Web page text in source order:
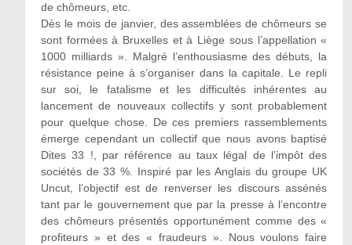
de chômeurs, etc.
Dès le mois de janvier, des assemblées de chômeurs se
sont formées à Bruxelles et à Liège sous l’appellation «
1000 milliards ». Malgré l’enthousiasme des débuts, la
résistance peine à s’organiser dans la capitale. Le repli
sur soi, le fatalisme et les difficultés inhérentes au
lancement de nouveaux collectifs y sont probablement
pour quelque chose. De ces premiers rassemblements
émerge cependant un collectif que nous avons baptisé
Dites 33 !, par référence au taux légal de l’impôt des
sociétés de 33 %. Inspiré par les Anglais du groupe UK
Uncut, l’objectif est de renverser les discours assénés
tant par le gouvernement que par la presse à l’encontre
des chômeurs présentés opportunément comme des «
profiteurs » et des « fraudeurs ». Nous voulons faire